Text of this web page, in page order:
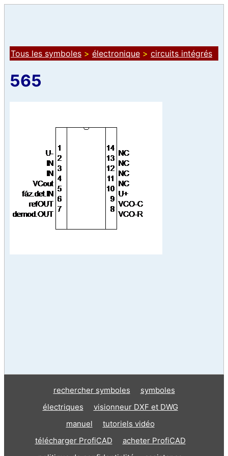
Tous les symboles > électronique > circuits intégrés
565
rechercher symboles
symboles
électriques
visionneur DXF et DWG
manuel
tutoriels vidéo
télécharger ProfiCAD
acheter ProfiCAD